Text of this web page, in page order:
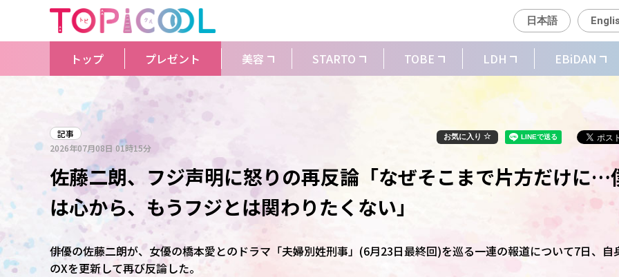
日本語
トップ プレゼント 美容 STARTO TOBE LDH EBiDAN
記事
2026年07月08日 01時15分
お気に入り
佐藤二朗、フジ声明に怒りの再反論「なぜそこまで片方だけに…
は心から、もうフジとは関わりたくない」
俳優の佐藤二朗が、女優の橋本愛とのドラマ「夫婦別姓刑事」(6月23日最終回)を巡る一連の報道について7日、自
のXを更新して再び反論した。